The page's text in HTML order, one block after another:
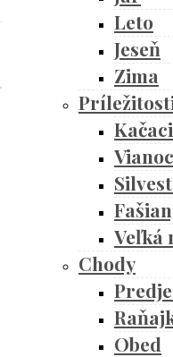
Leto
Jeseň
Zima
Veľká
Chody
Obed